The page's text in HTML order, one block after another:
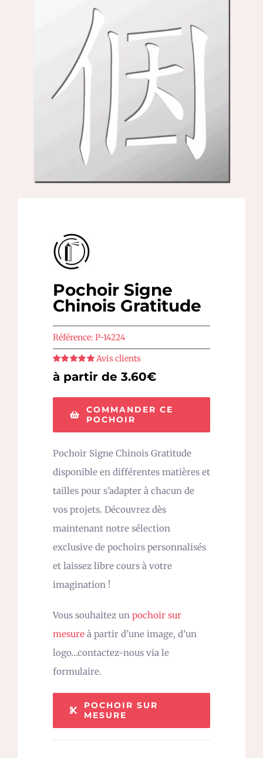
Pochoir Signe
Chinois Gratitude
Référence: P-14224
Note sur 5
Avis clients
à partir de 3.60€
COMMANDER CE
POCHOIR
Pochoir Signe Chinois Gratitude
disponible en différentes matières et
tailles pour s’adapter à chacun de
vos projets. Découvrez dès
maintenant notre sélection
exclusive de pochoirs personnalisés
et laissez libre cours à votre
imagination !
Vous souhaitez un pochoir sur
mesure à partir d’une image, d’un
logo…contactez-nous via le
formulaire.
POCHOIR SUR
MESURE